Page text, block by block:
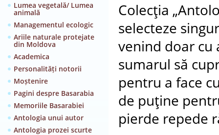
Lumea vegetală/ Lumea
animală
Managementul ecologic
Ariile naturale protejate
din Moldova
Academica
Personalități notorii
Moștenire
Pagini despre Basarabia
Memoriile Basarabiei
Antologia unui autor
Antologia prozei scurte
Colecţia
selecteze
venind doar cu
sumarul să
pentru a face
de puţine
pierde repede